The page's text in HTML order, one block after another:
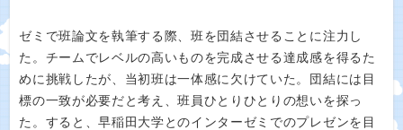
ゼミで班論文を執筆する際、班を団結させることに注力し
た。チームでレベルの高いものを完成させる達成感を得るた
めに挑戦したが、当初班は一体感に欠けていた。団結には目
標の一致が必要だと考え、班員ひとりひとりの想いを探っ
た。すると、早稲田大学とのインターゼミでのプレゼンを目